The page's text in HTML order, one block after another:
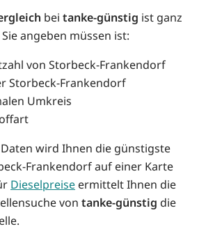
bei tanke-günstig ist ganz
angeben müssen ist:
von Storbeck-Frankendorf
Storbeck-Frankendorf
Umkreis
wird Ihnen die günstigste
Frankendorf auf einer Karte
Dieselpreise ermittelt Ihnen die
von tanke-günstig die